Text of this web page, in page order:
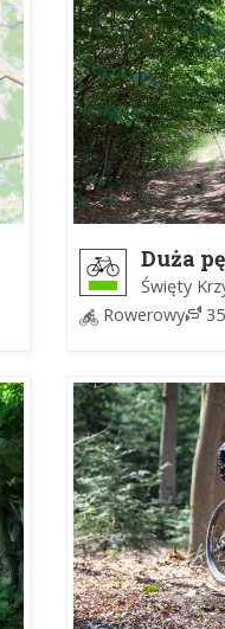
Duża
Święty
Rowerowy